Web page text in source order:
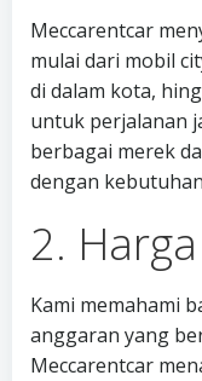
Meccarentcar
mulai dari mobil
di dalam kota,
untuk perjalanan
berbagai merek
dengan
2.
Kami memahami
anggaran yang
Meccarentcar